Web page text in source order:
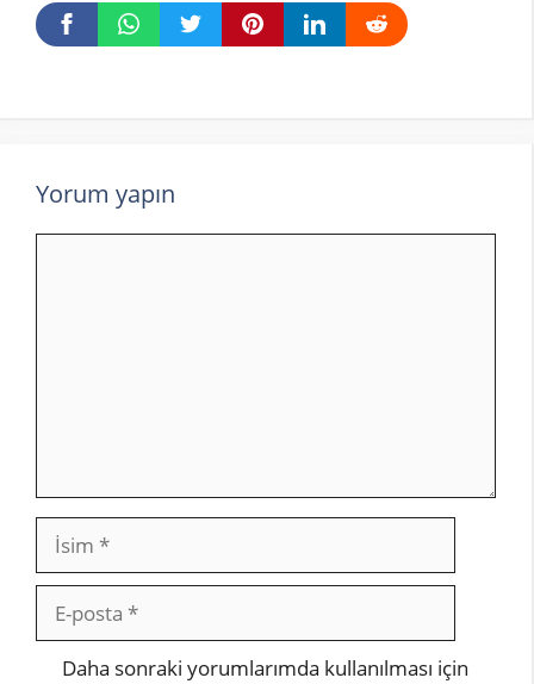
Yorum yapın
İsim
posta
İnternet
Daha sonraki yorumlarımda kullanılması için